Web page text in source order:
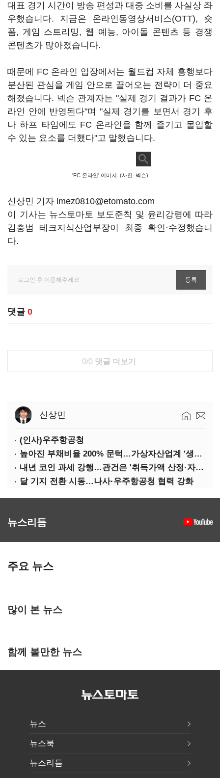
대표 경기 시간이 방송 편성과 대중 소비를 사실상 좌
우했습니다. 지금은 온라인동영상서비스(OTT), 숏
폼, 게임 스트리밍, 웹 예능, 아이돌 콘텐츠 등 경쟁
콘텐츠가 많아졌습니다.
때문에 FC 온라인 입장에서는 월드컵 자체 흥행보다
분산된 관심을 게임 안으로 끌어오는 전략이 더 중요
해졌습니다. 넥슨 관계자는 "실제 경기 결과가 FC 온
라인 안에 반영된다"며 "실제 경기를 보면서 경기 후
나 하프 타임에도 FC 온라인을 함께 즐기고 몰입할
수 있는 요소를 더했다"고 말했습니다.
'FC 온라인' 이미지. (사진=넥슨)
신상민 기자 lmez0810@etomato.com
이 기사는 뉴스토마토 보도준칙 및 윤리강령에 따라
김충범 테크지식산업부장이 최종 확인·수정했습니
다.
댓글 0
0/0 댓글 더보기
신상민
(인사)우주항공청
높아진 부채비율 200% 문턱…가상자산업계 '생존 시험대'
내년 코인 과세 강행…관건은 '취득가액 산정·자산 이동'
달 기지 전환 시동…나사·우주항공청 협력 강화
뉴스리듬
주요 뉴스
많이 본 뉴스
함께 볼만한 뉴스
뉴스
뉴스북
뉴스리듬